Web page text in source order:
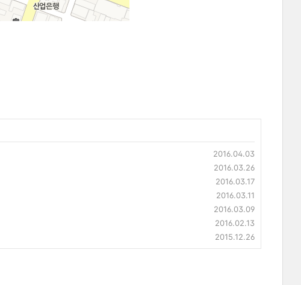
2016.04.03
2016.03.26
2016.03.17
2016.03.11
2016.03.09
2016.02.13
2015.12.26